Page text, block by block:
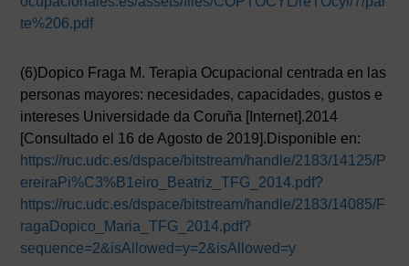
te%206.pdf
(6)Dopico Fraga M. Terapia Ocupacional centrada en las
personas mayores: necesidades, capacidades, gustos e
intereses Universidade da Coruña [Internet].2014
[Consultado el 16 de Agosto de 2019].Disponible en:
https://ruc.udc.es/dspace/bitstream/handle/2183/14125/P
ereiraPi%C3%B1eiro_Beatriz_TFG_2014.pdf?
https://ruc.udc.es/dspace/bitstream/handle/2183/14085/F
ragaDopico_Maria_TFG_2014.pdf?
sequence=2&isAllowed=y=2&isAllowed=y